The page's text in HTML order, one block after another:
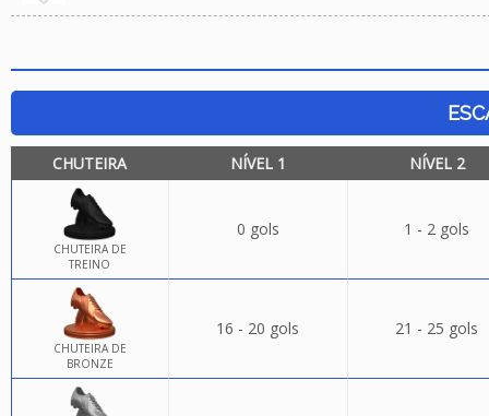
CHUTEIRA NÍVEL 1 NÍVEL 2
CHUTEIRA DE
TREINO
0 gols 1 - 2 gols
CHUTEIRA DE
BRONZE
16 - 20 gols 21 - 25 gols